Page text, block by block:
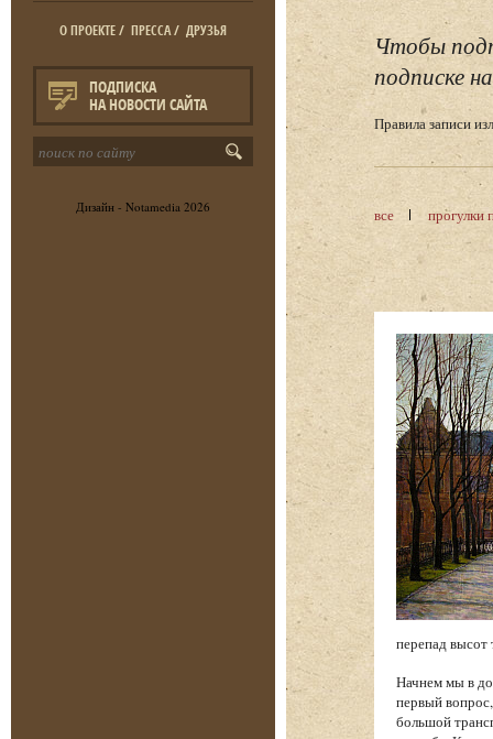
О ПРОЕКТЕ/ ПРЕССА/ ДРУЗЬЯ
ПОДПИСКА
НА НОВОСТИ САЙТА
Дизайн - Notamedia 2026
Чтобы
подписке
Правила записи
все прогулки
перепад высот
Начнем мы в
первый
большой